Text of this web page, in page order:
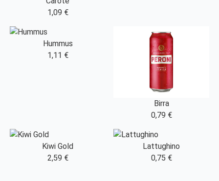
1,09 €
Hummus
1,11 €
Birra
0,79 €
Kiwi Gold
2,59 €
Lattughino
0,75 €